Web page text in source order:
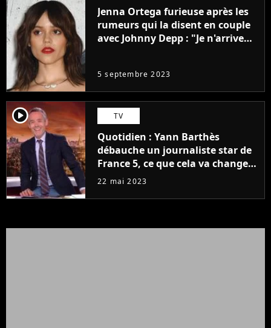
Jenna Ortega furieuse après les
rumeurs qui la disent en couple
avec Johnny Depp : "Je n'arrive
5 septembre 2023
player2 TV
Quotidien : Yann Barthès
débauche un journaliste star de
France 5, ce que cela va changer
à la rentrée
22 mai 2023